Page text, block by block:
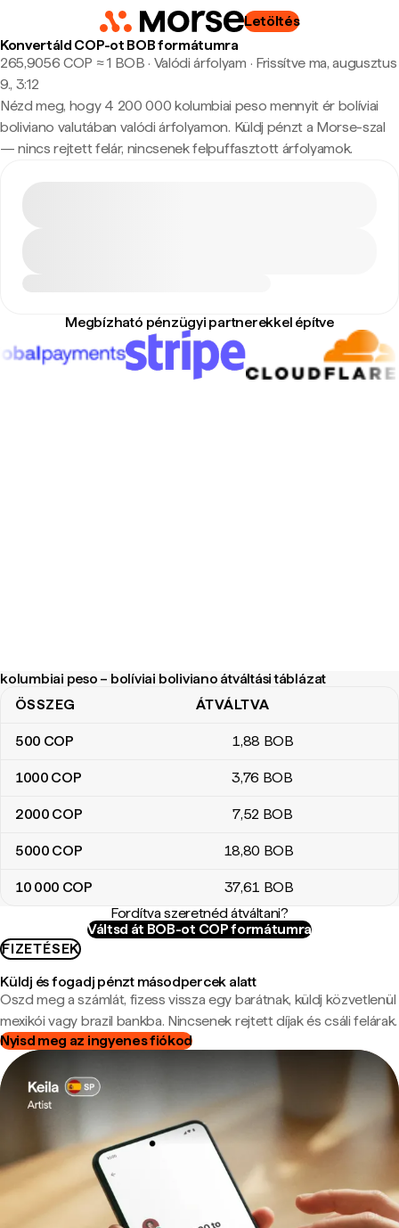
Letöltés
Konvertáld COP-ot BOB formátumra
265,9056 COP ≈ 1 BOB · Valódi árfolyam · Frissítve ma, augusztus
9., 3:12
Nézd meg, hogy 4 200 000 kolumbiai peso mennyit ér bolíviai
boliviano valutában valódi árfolyamon. Küldj pénzt a Morse-szal
— nincs rejtett felár, nincsenek felpuffasztott árfolyamok.
Megbízható pénzügyi partnerekkel építve
kolumbiai peso – bolíviai boliviano átváltási táblázat
kolumbiai peso – bolíviai boliviano átváltási táblázat
ÖSSZEG ÁTVÁLTVA
500 COP 1,88 BOB
1000 COP 3,76 BOB
2000 COP 7,52 BOB
5000 COP 18,80 BOB
10 000 COP 37,61 BOB
Fordítva szeretnéd átváltani?
Váltsd át BOB-ot COP formátumra
FIZETÉSEK
Küldj és fogadj pénzt másodpercek alatt
Oszd meg a számlát, fizess vissza egy barátnak, küldj közvetlenül
mexikói vagy brazil bankba. Nincsenek rejtett díjak és csáli felárak.
Nyisd meg az ingyenes fiókod